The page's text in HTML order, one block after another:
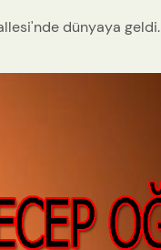
dünyaya geldi.